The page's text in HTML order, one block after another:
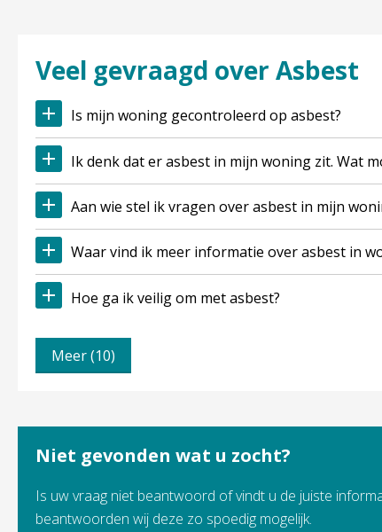
Veel gevraagd over Asbest
Is mijn woning gecontroleerd op asbest?
Ik denk dat er asbest in mijn woning zit. Wat
Aan wie stel ik vragen over asbest in mijn
Waar vind ik meer informatie over asbest in
Hoe ga ik veilig om met asbest?
Meer (10)
Niet gevonden wat u zocht?
Is uw vraag niet beantwoord of vindt u de juiste
beantwoorden wij deze zo spoedig mogelijk.